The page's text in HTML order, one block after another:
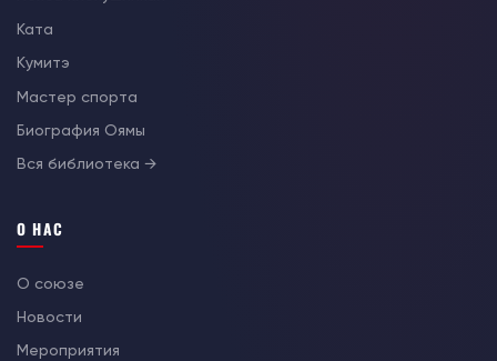
Ката
Кумитэ
Мастер спорта
Биография Оямы
Вся библиотека →
О НАС
О союзе
Новости
Мероприятия